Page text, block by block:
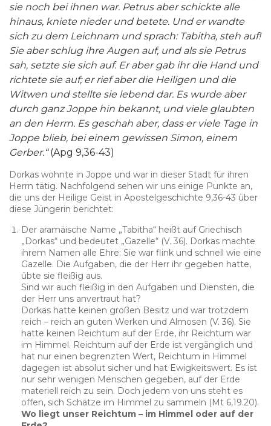
sie noch bei ihnen war. Petrus aber schickte alle
hinaus, kniete nieder und betete. Und er wandte
sich zu dem Leichnam und sprach: Tabitha, steh auf!
Sie aber schlug ihre Augen auf, und als sie Petrus
sah, setzte sie sich auf. Er aber gab ihr die Hand und
richtete sie auf; er rief aber die Heiligen und die
Witwen und stellte sie lebend dar. Es wurde aber
durch ganz Joppe hin bekannt, und viele glaubten
an den Herrn. Es geschah aber, dass er viele Tage in
Joppe blieb, bei einem gewissen Simon, einem
Gerber.“(Apg 9,36-43)
Dorkas wohnte in Joppe und war in dieser Stadt für ihren
Herrn tätig. Nachfolgend sehen wir uns einige Punkte an,
die uns der Heilige Geist in Apostelgeschichte 9,36-43 über
diese Jüngerin berichtet:
Der aramäische Name „Tabitha“ heißt auf Griechisch
„Dorkas“ und bedeutet „Gazelle“ (V. 36). Dorkas machte
ihrem Namen alle Ehre: Sie war flink und schnell wie eine
Gazelle. Die Aufgaben, die der Herr ihr gegeben hatte,
übte sie fleißig aus.
Sind wir auch fleißig in den Aufgaben und Diensten, die
der Herr uns anvertraut hat?
Dorkas hatte keinen großen Besitz und war trotzdem
reich – reich an guten Werken und Almosen (V. 36). Sie
hatte keinen Reichtum auf der Erde, ihr Reichtum war
im Himmel. Reichtum auf der Erde ist vergänglich und
hat nur einen begrenzten Wert, Reichtum in Himmel
dagegen ist absolut sicher und hat Ewigkeitswert. Es ist
nur sehr wenigen Menschen gegeben, auf der Erde
materiell reich zu sein. Doch jedem von uns steht es
offen, sich Schätze im Himmel zu sammeln (Mt 6,19.20).
Wo liegt unser Reichtum – im Himmel oder auf der